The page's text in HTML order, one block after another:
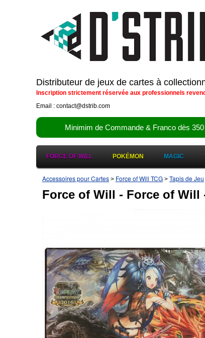
Distributeur de jeux de cartes à
Inscription strictement réservée aux professionnels
Email : contact@dstrib.com
Minimim de Commande & Franco dès
FORCE OF WILL POKÉMON MAGIC
Accessoires pour Cartes > Force of Will TCG > Tapis de Jeu
Force of Will - Force of Will